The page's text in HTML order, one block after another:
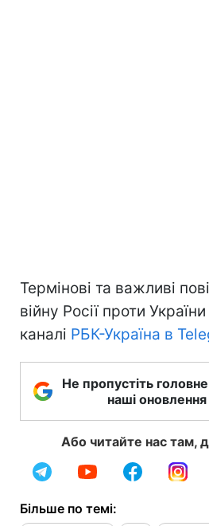
Термінові та важливі
війну Росії проти
каналі РБК-Україна в
Не пропустіть
наші
Або читайте нас там,
Більше по темі: